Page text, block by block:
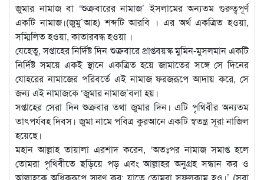
জুমার নামাজ বা ‘শুক্রবারের নামাজ’ ইসলামের অন্যতম গুরুত্বপূর্ণ
একটি নামাজ।(জুমু`আহ) শব্দটি আরবি । এর অর্থ একত্রিত হওয়া,
সম্মিলিত হওয়া, কাতারবদ্ধ হওয়া ।
যেহেতু, সপ্তাহের নির্দিষ্ট দিন শুক্রবারে প্রাপ্তবয়স্ক মুমিন-মুসলমান একটি
নির্দিষ্ট সময়ে একই স্থানে একত্রিত হয়ে জামাতের সঙ্গে সে দিনের
যোহরের নামাজের পরিবর্তে এই নামাজ ফরজরূপে আদায় করে, সে
জন্য এই নামাজকে ‘জুমার নামাজ’বলা হয়।
সপ্তাহের সেরা দিন শুক্রবার তথা জুমার দিন। এটি পৃথিবীর অন্যতম
তাৎপর্যবহ দিবস। জুমা নামে পবিত্র কুরআনে একটি স্বতন্ত্র সূরা নাজিল
হয়েছে।
মহান আল্লাহ তায়ালা এরশাদ করেন, ‘অতঃপর নামাজ সমাপ্ত হলে
তোমরা পৃথিবীতে ছড়িয়ে পড় এবং আল্লাহর অনুগ্রহ সন্ধান কর ও
আল্লাহকে অধিকরূপে স্মরণ কর; যাতে তোমরা সফলকাম হও।’ (সূরা